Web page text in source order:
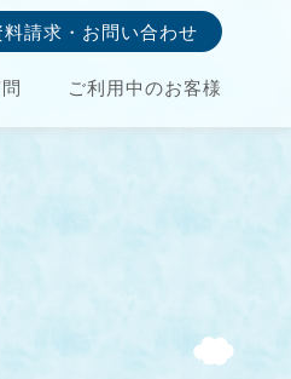
ご利用中のお客様
料請求・お問い合わせ